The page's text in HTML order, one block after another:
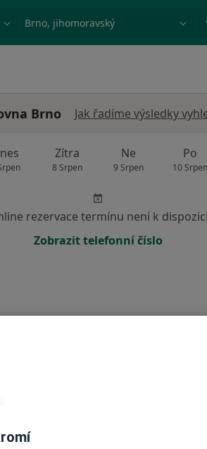
Město nebo region
Brno Jak řadíme výsledky
Zítra
8 Srpen
Ne
9 Srpen
Po
10 Srpen
rezervace termínu není k dispozici
Zobrazit telefonní číslo